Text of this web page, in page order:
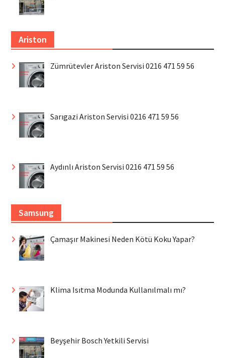
Ariston
Zümrütevler Ariston Servisi 0216 471 59 56
Sarıgazi Ariston Servisi 0216 471 59 56
Aydınlı Ariston Servisi 0216 471 59 56
Samsung
Çamaşır Makinesi Neden Kötü Koku Yapar?
Klima Isıtma Modunda Kullanılmalı mı?
Beyşehir Bosch Yetkili Servisi